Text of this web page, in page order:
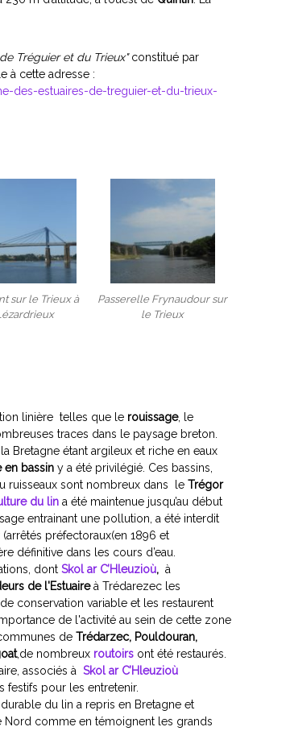
Tréguier et du Trieux"constitué par
à cette adresse :
des-estuaires-de-treguier-et-du-trieux-
sur le Trieux à
Passerelle Frynaudour sur
le Trieux
linière telles que le rouissage, le
traces dans le paysage breton.
Bretagne étant argileux et riche en eaux
en bassin y a été privilégié. Ces bassins,
ruisseaux sont nombreux dans le Trégor
du lin a été maintenue jusqu’au début
entrainant une pollution, a été interdit
préfectoraux(en 1896 et
définitive dans les cours d’eau.
dont Skol ar C’Hleuzioù, à
de l'Estuaireà Trédarezec les
conservation variable et les restaurent
de l'activité au sein de cette zone
de Trédarzec, Pouldouran,
,de nombreux routoirs ont été restaurés.
associés à Skol ar C’Hleuzioù
festifs pour les entretenir.
du lin a repris en Bretagne et
Nord comme en témoignent les grands